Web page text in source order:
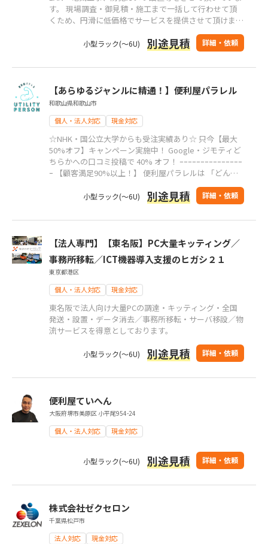
す。 現場調査・御見積・施工まで一括して行わせて頂
くため、円滑に低価格でサービスを提供させて頂けま
す。 また、「官公庁」「事務オフィス」「店舗」など
の幅広い施工実績があります。 自社で職人を抱えてい
るので施工は弊社の職人が対応いたします。 ご相談・
お見積りございましたらお気軽にお申し付けください！
小型ラック(～6U) 別途見積 詳細・依頼
【あらゆるジャンルに精通！】便利屋パラレル
和歌山県和歌山市
個人・法人対応 現金対応
☆NHK・国公立大学からも受注実績あり☆ 只今【最大
50%オフ】キャンペーン実施中！ Google・ジモティど
ちらかへの口コミ投稿で 40% オフ！ ｰｰｰｰｰｰｰｰｰｰｰｰｰｰｰ
ｰ 【顧客満足90%以上！】 便利屋パラレルは 「どんな
事でも責任を持って親身にご相談をお受けする」 こと
をモットーに ・24時間年中無休 ・出張費用0円 で困っ
小型ラック(～6U) 別途見積 詳細・依頼
【法人専門】【東名阪】PC大量キッティング／
事務所移転／ICT機器導入支援のヒガシ２１
東京都港区
個人・法人対応 現金対応
東名阪で法人向け大量PCの調達・キッティング・全国
発送・設置・データ消去／事務所移転・サーバ移設／物
流サービスを得意としております。
小型ラック(～6U) 別途見積 詳細・依頼
便利屋ていへん
大阪府堺市美原区 小平尾954-24
個人・法人対応 現金対応
小型ラック(～6U) 別途見積 詳細・依頼
株式会社ゼクセロン
千葉県松戸市
法人対応 現金対応